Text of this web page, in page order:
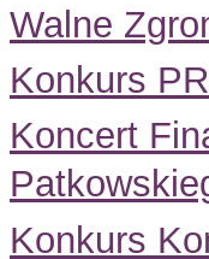
Walne
Konkurs
Koncert
Konkurs